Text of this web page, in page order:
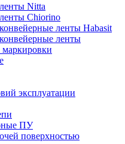
Nitta
Chiorino
ленты Habasit
ленты
маркировки
эксплуатации
ПУ
поверхностью